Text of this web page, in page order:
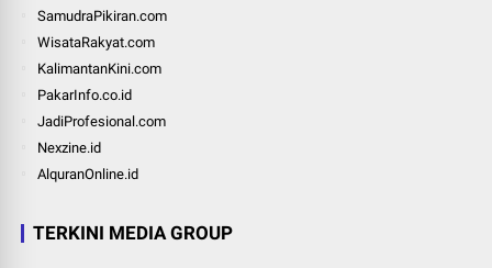
SamudraPikiran.com
WisataRakyat.com
KalimantanKini.com
PakarInfo.co.id
JadiProfesional.com
Nexzine.id
AlquranOnline.id
TERKINI MEDIA GROUP